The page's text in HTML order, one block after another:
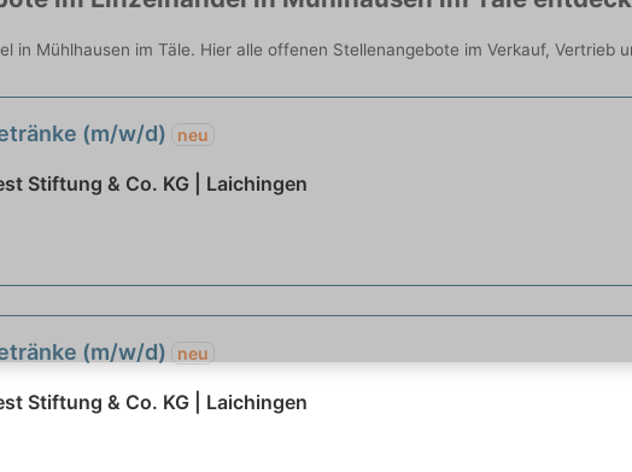
in Mühlhausen im Täle. Hier alle offenen Stellenangebote im Verkauf, Vertrieb
(m/w/d) neu
Stiftung & Co. KG | Laichingen
(m/w/d) neu
Stiftung & Co. KG | Laichingen